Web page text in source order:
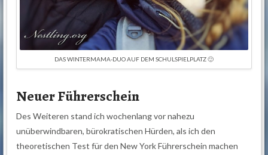
DAS WINTERMAMA-DUO AUF DEM SCHULSPIELPLATZ 🙂
Neuer Führerschein
Des Weiteren stand ich wochenlang vor nahezu
unüberwindbaren, bürokratischen Hürden, als ich den
theoretischen Test für den New York Führerschein machen